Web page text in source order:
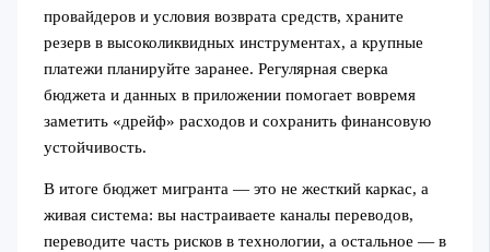
провайдеров и условия возврата средств, храните
резерв в высоколиквидных инструментах, а крупные
платежи планируйте заранее. Регулярная сверка
бюджета и данных в приложении помогает вовремя
заметить «дрейф» расходов и сохранить финансовую
устойчивость.
В итоге бюджет мигранта — это не жесткий каркас, а
живая система: вы настраиваете каналы переводов,
переводите часть рисков в технологии, а остальное — в